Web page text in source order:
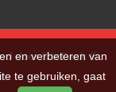
doorSitePack ®
en verbeteren van
te gebruiken, gaat